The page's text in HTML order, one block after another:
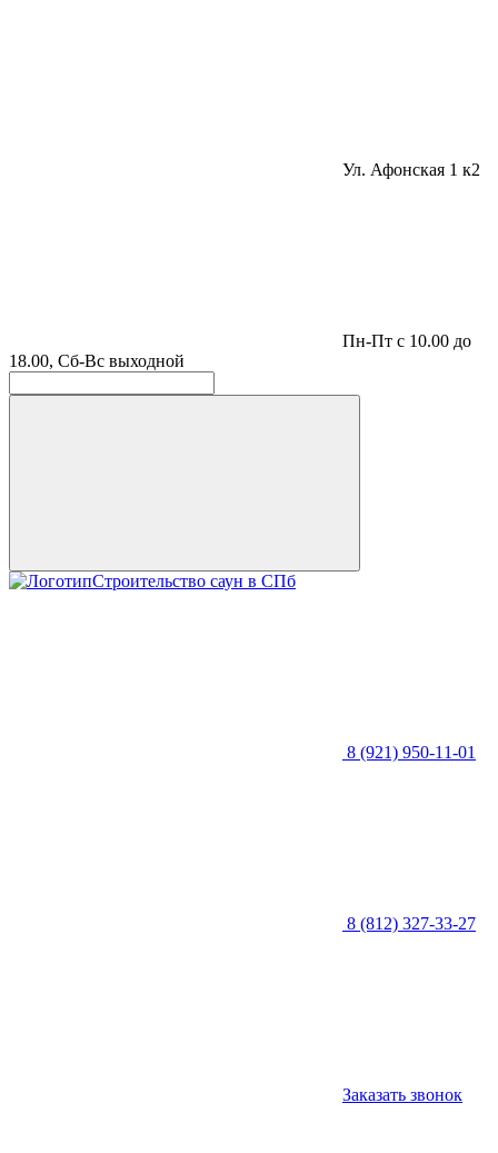
Ул. Афонская 1 к2
Пн-Пт с 10.00 до
18.00, Сб-Вс выходной
Строительство саун в СПб
8 (921) 950-11-01
8 (812) 327-33-27
Заказать звонок